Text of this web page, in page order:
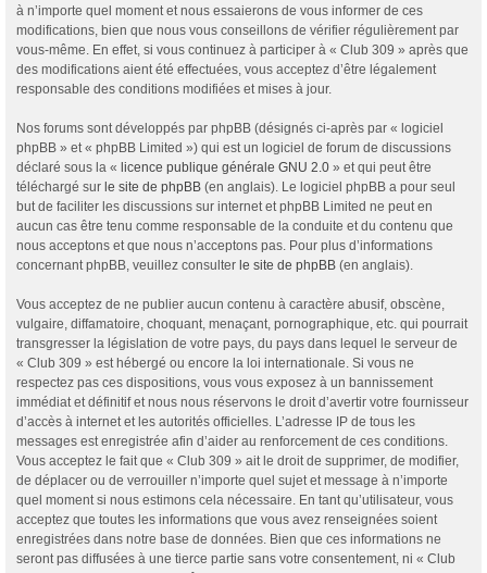
à n’importe quel moment et nous essaierons de vous informer de ces
modifications, bien que nous vous conseillons de vérifier régulièrement par
vous-même. En effet, si vous continuez à participer à « Club 309 » après que
des modifications aient été effectuées, vous acceptez d’être légalement
responsable des conditions modifiées et mises à jour.
Nos forums sont développés par phpBB (désignés ci-après par « logiciel
phpBB » et « phpBB Limited ») qui est un logiciel de forum de discussions
déclaré sous la « licence publique générale GNU 2.0 » et qui peut être
téléchargé sur le site de phpBB (en anglais). Le logiciel phpBB a pour seul
but de faciliter les discussions sur internet et phpBB Limited ne peut en
aucun cas être tenu comme responsable de la conduite et du contenu que
nous acceptons et que nous n’acceptons pas. Pour plus d’informations
concernant phpBB, veuillez consulter le site de phpBB (en anglais).
Vous acceptez de ne publier aucun contenu à caractère abusif, obscène,
vulgaire, diffamatoire, choquant, menaçant, pornographique, etc. qui pourrait
transgresser la législation de votre pays, du pays dans lequel le serveur de
« Club 309 » est hébergé ou encore la loi internationale. Si vous ne
respectez pas ces dispositions, vous vous exposez à un bannissement
immédiat et définitif et nous nous réservons le droit d’avertir votre fournisseur
d’accès à internet et les autorités officielles. L’adresse IP de tous les
messages est enregistrée afin d’aider au renforcement de ces conditions.
Vous acceptez le fait que « Club 309 » ait le droit de supprimer, de modifier,
de déplacer ou de verrouiller n’importe quel sujet et message à n’importe
quel moment si nous estimons cela nécessaire. En tant qu’utilisateur, vous
acceptez que toutes les informations que vous avez renseignées soient
enregistrées dans notre base de données. Bien que ces informations ne
seront pas diffusées à une tierce partie sans votre consentement, ni « Club